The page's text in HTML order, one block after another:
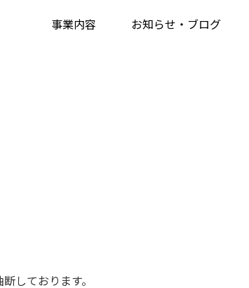
事業内容 お知らせ・ブログ
しております。